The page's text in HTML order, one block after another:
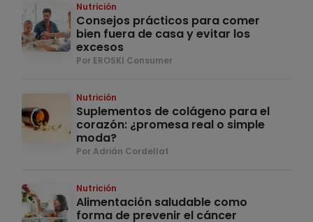
Nutrición
Consejos prácticos para comer
bien fuera de casa y evitar los
excesos
Por EROSKI Consumer
Nutrición
Suplementos de colágeno para el
corazón: ¿promesa real o simple
moda?
Por Adrián Cordellat
Nutrición
Alimentación saludable como
forma de prevenir el cáncer